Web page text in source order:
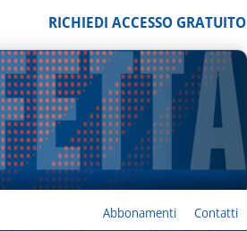
RICHIEDI ACCESSO GRATUITO
Abbonamenti Contatti